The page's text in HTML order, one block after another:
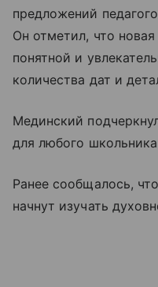
предложений
Он отметил, что
понятной и
количества дат и
Мединский
для любого
Ранее сообщалось,
начнут изучать